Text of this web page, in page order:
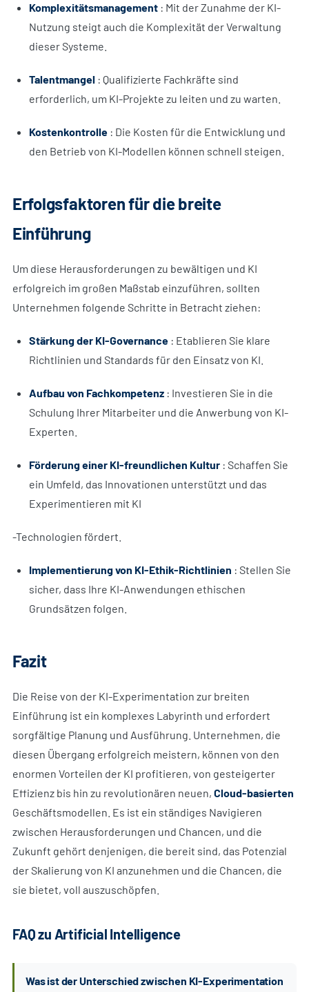
Komplexitätsmanagement: Mit der Zunahme der KI-
Nutzung steigt auch die Komplexität der Verwaltung
dieser Systeme.
Talentmangel: Qualifizierte Fachkräfte sind
erforderlich, um KI-Projekte zu leiten und zu warten.
Kostenkontrolle: Die Kosten für die Entwicklung und
den Betrieb von KI-Modellen können schnell steigen.
Erfolgsfaktoren für die breite
Einführung
Um diese Herausforderungen zu bewältigen und KI
erfolgreich im großen Maßstab einzuführen, sollten
Unternehmen folgende Schritte in Betracht ziehen:
Stärkung der KI-Governance: Etablieren Sie klare
Richtlinien und Standards für den Einsatz von KI.
Aufbau von Fachkompetenz: Investieren Sie in die
Schulung Ihrer Mitarbeiter und die Anwerbung von KI-
Experten.
Förderung einer KI-freundlichen Kultur: Schaffen Sie
ein Umfeld, das Innovationen unterstützt und das
Experimentieren mit KI
-Technologien fördert.
Implementierung von KI-Ethik-Richtlinien : Stellen Sie
sicher, dass Ihre KI-Anwendungen ethischen
Grundsätzen folgen.
Fazit
Die Reise von der KI-Experimentation zur breiten
Einführung ist ein komplexes Labyrinth und erfordert
sorgfältige Planung und Ausführung. Unternehmen, die
diesen Übergang erfolgreich meistern, können von den
enormen Vorteilen der KI profitieren, von gesteigerter
Effizienz bis hin zu revolutionären neuen, Cloud-basierten
Geschäftsmodellen. Es ist ein ständiges Navigieren
zwischen Herausforderungen und Chancen, und die
Zukunft gehört denjenigen, die bereit sind, das Potenzial
der Skalierung von KI anzunehmen und die Chancen, die
sie bietet, voll auszuschöpfen.
FAQ zu Artificial Intelligence
Was ist der Unterschied zwischen KI-Experimentation